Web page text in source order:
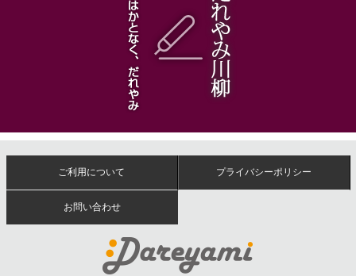
ご利用について プライバシーポリシー
お問い合わせ